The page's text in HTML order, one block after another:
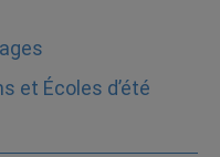
et Écoles d’été